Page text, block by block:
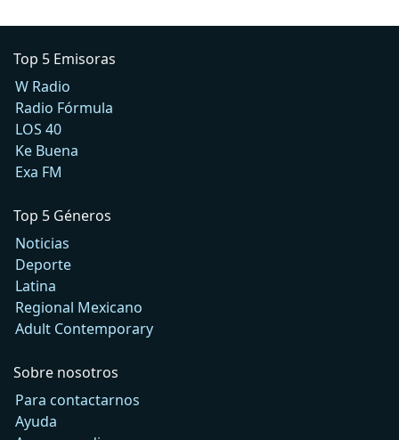
Top 5 Emisoras
W Radio
Radio Fórmula
LOS 40
Ke Buena
Exa FM
Top 5 Géneros
Noticias
Deporte
Latina
Regional Mexicano
Adult Contemporary
Sobre nosotros
Para contactarnos
Ayuda